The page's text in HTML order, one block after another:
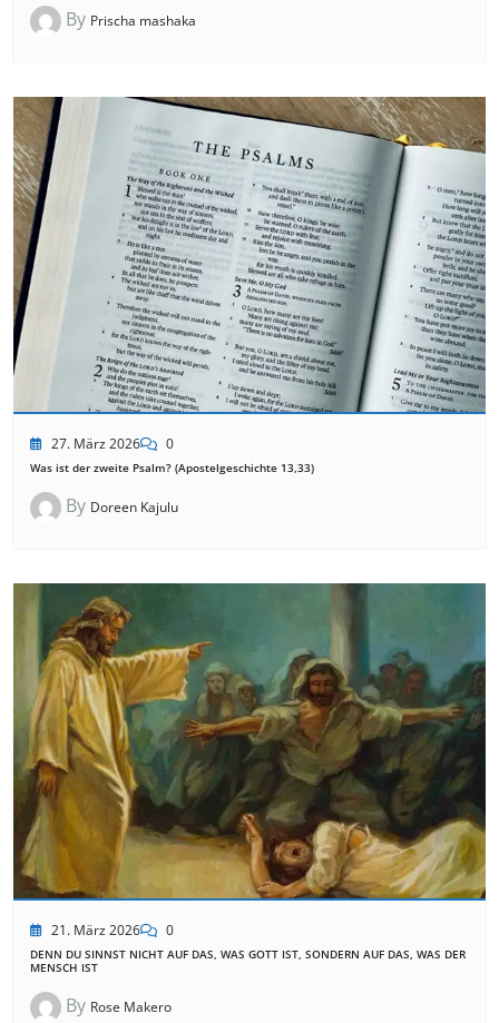
By Prischa mashaka
27. März 2026 0
Was ist der zweite Psalm? (Apostelgeschichte 13,33)
By Doreen Kajulu
21. März 2026 0
DENN DU SINNST NICHT AUF DAS, WAS GOTT IST, SONDERN AUF DAS, WAS DER
MENSCH IST
By Rose Makero